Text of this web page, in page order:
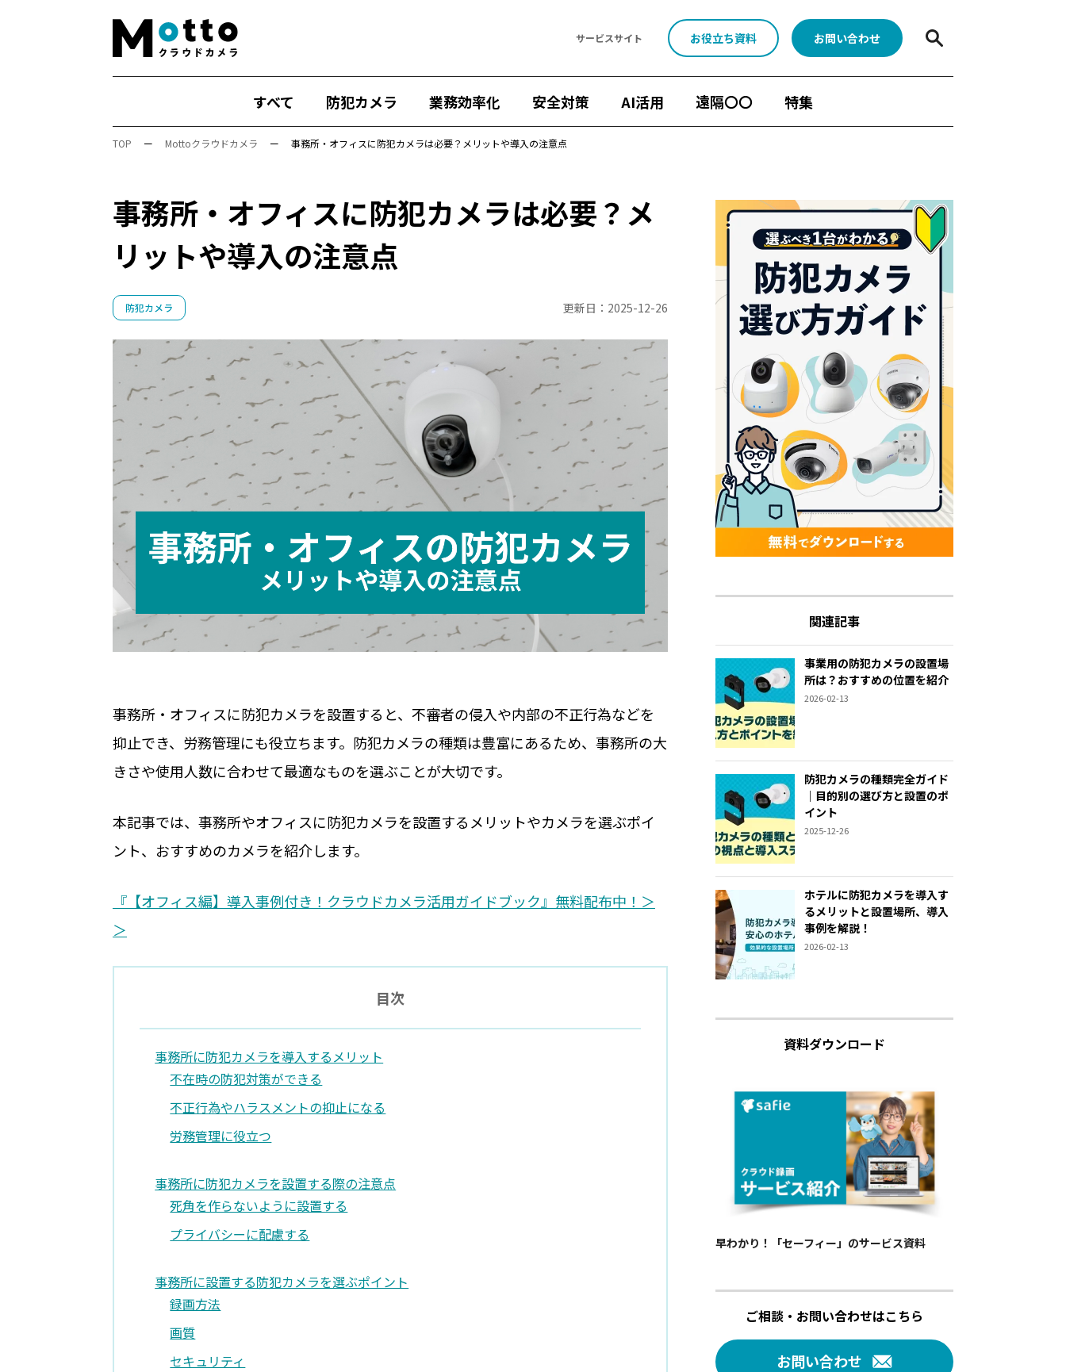
行動検知AI（SF） Safie Entrance 物流効率化法 ナンバープレート認識 遠隔施工管理 BONX
水中ポンプ死活監視App
安全管理
万引き対策 防犯カメラ 機能・性能 顧客分析 人手不足対策
Safieの機能
Safie One
DX 見守りカメラ 遠隔臨場
Safie GOシリーズ
展示会
Safie Entrance2 リアルなセーフィー活用事例 キャンペーン
サービスサイト お役立ち資料 お問い合わせ
すべて 防犯カメラ 業務効率化 安全対策 AI活用 遠隔〇〇 特集
TOP ー Mottoクラウドカメラ ー 事務所・オフィスに防犯カメラは必要？メリットや導入の注意点
事務所・オフィスに防犯カメラは必要？メ
リットや導入の注意点
防犯カメラ 更新日： 2025-12-26
事務所・オフィスに防犯カメラを設置すると、不審者の侵入や内部の不正行為などを
抑止でき、労務管理にも役立ちます。防犯カメラの種類は豊富にあるため、事務所の大
きさや使用人数に合わせて最適なものを選ぶことが大切です。
本記事では、事務所やオフィスに防犯カメラを設置するメリットやカメラを選ぶポイ
ント、おすすめのカメラを紹介します。
『【オフィス編】導入事例付き！クラウドカメラ活用ガイドブック』無料配布中！＞
＞
目次
事務所に防犯カメラを導入するメリット
不在時の防犯対策ができる
不正行為やハラスメントの抑止になる
労務管理に役立つ
事務所に防犯カメラを設置する際の注意点
死角を作らないように設置する
プライバシーに配慮する
事務所に設置する防犯カメラを選ぶポイント
録画方法
画質
セキュリティ
関連記事
事業用の防犯カメラの設置場
所は？おすすめの位置を紹介
2026-02-13
防犯カメラの種類完全ガイド
｜目的別の選び方と設置のポ
イント
2025-12-26
ホテルに防犯カメラを導入す
るメリットと設置場所、導入
事例を解説！
2026-02-13
資料ダウンロード
早わかり！「セーフィー」のサービス資料
ご相談・お問い合わせはこちら
お問い合わせ